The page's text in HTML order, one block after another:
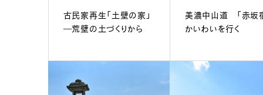
古民家再生「土壁の家」
―荒壁の土づくりから
美濃中山道 「赤坂
かいわいを行く